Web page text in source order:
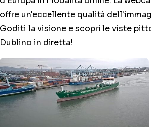
offre un'eccellente qualità
Goditi la visione e scopri le viste
Dublino in diretta!